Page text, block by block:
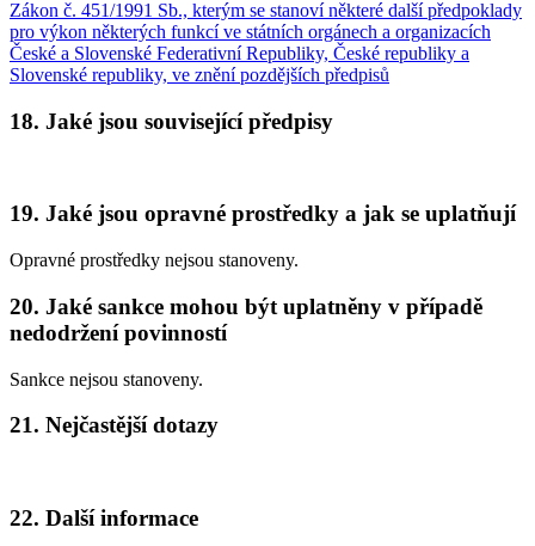
Zákon č. 451/1991 Sb., kterým se stanoví některé další předpoklady
pro výkon některých funkcí ve státních orgánech a organizacích
České a Slovenské Federativní Republiky, České republiky a
Slovenské republiky, ve znění pozdějších předpisů
18. Jaké jsou související předpisy
19. Jaké jsou opravné prostředky a jak se uplatňují
Opravné prostředky nejsou stanoveny.
20. Jaké sankce mohou být uplatněny v případě
nedodržení povinností
Sankce nejsou stanoveny.
21. Nejčastější dotazy
22. Další informace